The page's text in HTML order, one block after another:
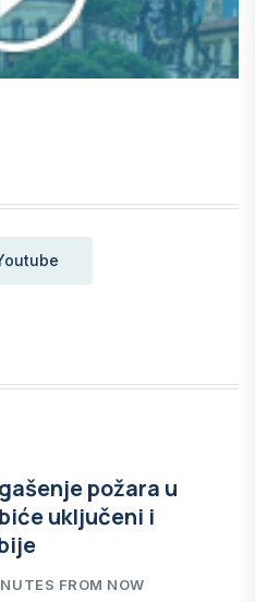
požara u
uključeni i
FROM NOW